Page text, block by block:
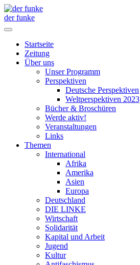
der funke
Startseite
Zeitung
Über uns
Unser Programm
Perspektiven
Deutsche Perspektiven
Weltperspektiven 2023
Bücher & Broschüren
Werde aktiv!
Veranstaltungen
Links
Themen
International
Afrika
Amerika
Asien
Europa
Deutschland
DIE LINKE
Wirtschaft
Solidarität
Kapital und Arbeit
Jugend
Kultur